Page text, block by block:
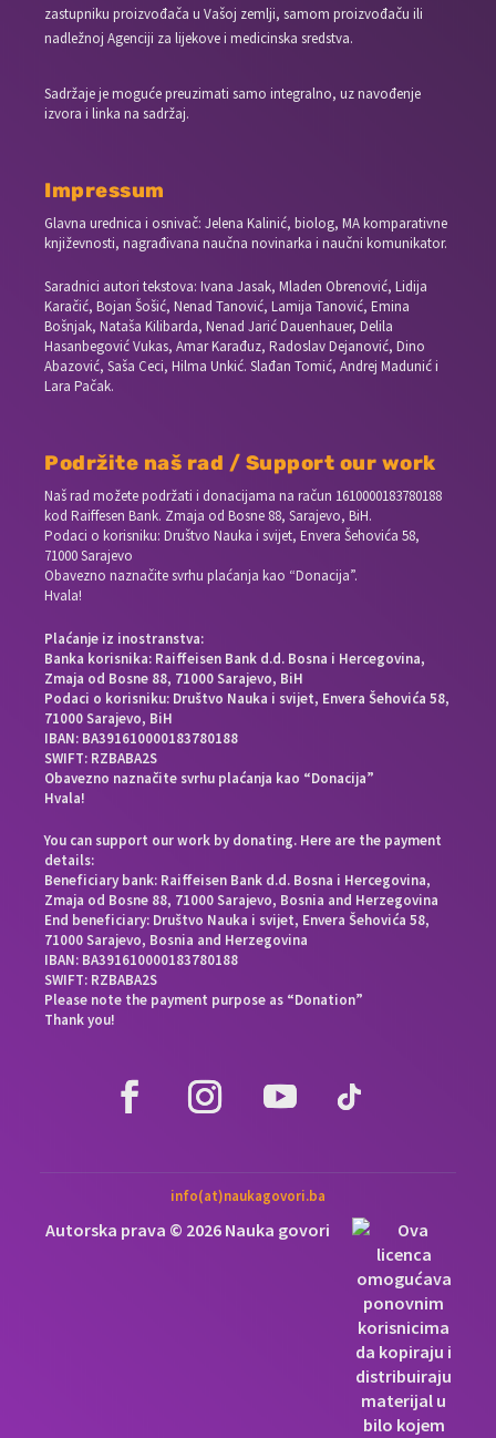
zastupniku proizvođača u Vašoj zemlji, samom proizvođaču ili
nadležnoj Agenciji za lijekove i medicinska sredstva.
Sadržaje je moguće preuzimati samo integralno, uz navođenje
izvora i linka na sadržaj.
Impressum
Glavna urednica i osnivač: Jelena Kalinić, biolog, MA komparativne
književnosti, nagrađivana naučna novinarka i naučni komunikator.
Saradnici autori tekstova: Ivana Jasak, Mladen Obrenović, Lidija
Karačić, Bojan Šošić, Nenad Tanović, Lamija Tanović, Emina
Bošnjak, Nataša Kilibarda, Nenad Jarić Dauenhauer, Delila
Hasanbegović Vukas, Amar Karađuz, Radoslav Dejanović, Dino
Abazović, Saša Ceci, Hilma Unkić. Slađan Tomić, Andrej Madunić i
Lara Pačak.
Podržite naš rad / Support our work
Naš rad možete podržati i donacijama na račun 1610000183780188
kod Raiffesen Bank. Zmaja od Bosne 88, Sarajevo, BiH.
Podaci o korisniku: Društvo Nauka i svijet, Envera Šehovića 58,
71000 Sarajevo
Obavezno naznačite svrhu plaćanja kao “Donacija”.
Hvala!
Plaćanje iz inostranstva:
Banka korisnika: Raiffeisen Bank d.d. Bosna i Hercegovina,
Zmaja od Bosne 88, 71000 Sarajevo, BiH
Podaci o korisniku: Društvo Nauka i svijet, Envera Šehovića 58,
71000 Sarajevo, BiH
IBAN: BA391610000183780188
SWIFT: RZBABA2S
Obavezno naznačite svrhu plaćanja kao “Donacija”
Hvala!
You can support our work by donating. Here are the payment
details:
Beneficiary bank: Raiffeisen Bank d.d. Bosna i Hercegovina,
Zmaja od Bosne 88, 71000 Sarajevo, Bosnia and Herzegovina
End beneficiary: Društvo Nauka i svijet, Envera Šehovića 58,
71000 Sarajevo, Bosnia and Herzegovina
IBAN: BA391610000183780188
SWIFT: RZBABA2S
Please note the payment purpose as “Donation”
Thank you!
info(at)naukagovori.ba
Autorska prava © 2026 Nauka govori